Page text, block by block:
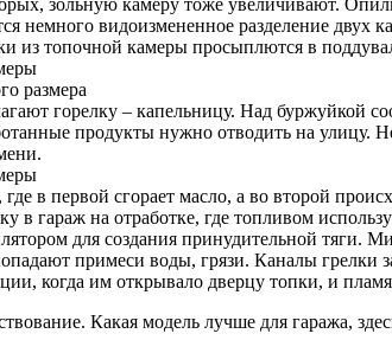
зольную камеру тоже увеличивают.
немного видоизмененное разделение
из топочной камеры просыплются в
размера
горелку – капельницу. Над буржуйкой
продукты нужно отводить на улицу.
в первой сгорает масло, а во второй
в гараж на отработке, где топливом
для создания принудительной тяги.
примеси воды, грязи. Каналы грелки
когда им открывало дверцу топки, и
Какая модель лучше для гаража,